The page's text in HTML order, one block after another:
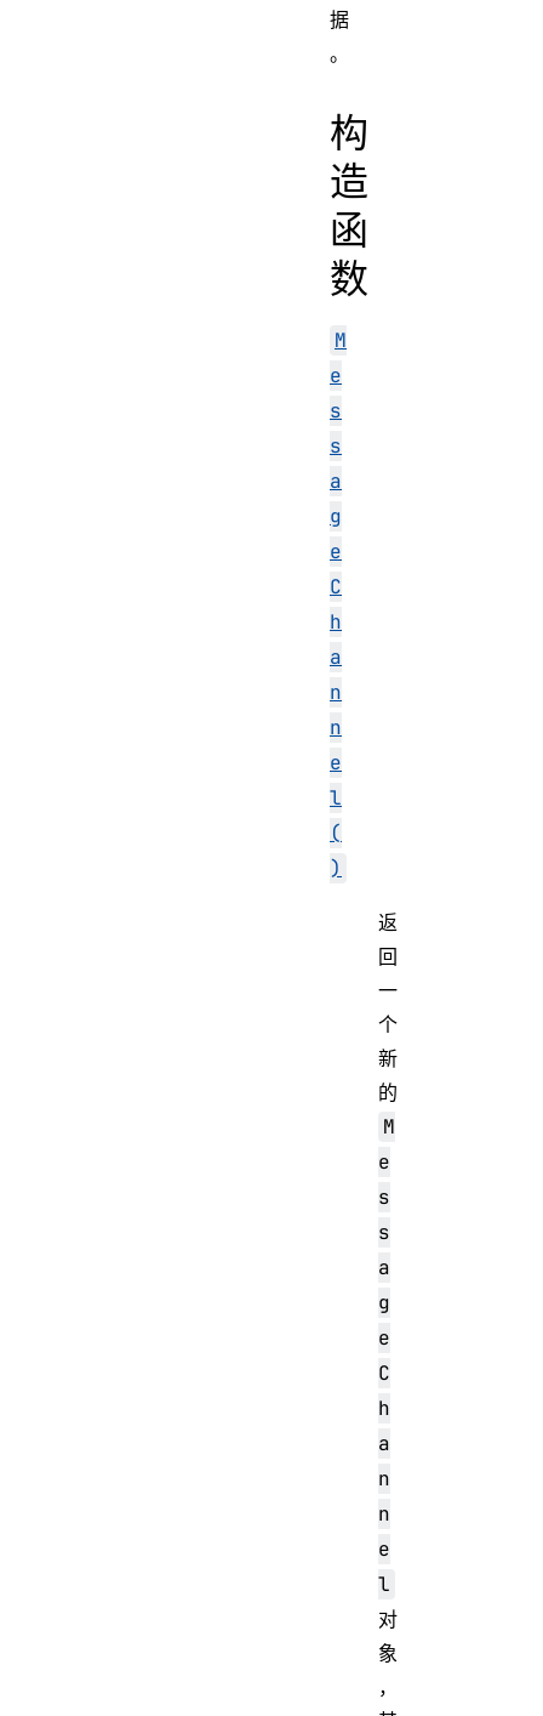
据
。
构
造
函
数
M
e
s
s
a
g
e
C
h
a
n
n
e
l
(
)
返
回
一
个
新
的
M
e
s
s
a
g
e
C
h
a
n
n
e
l
对
象
，